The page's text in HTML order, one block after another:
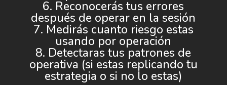
6. Reconocerás tus errores
después de operar en la sesión
7. Medirás cuanto riesgo estas
usando por operación
8. Detectaras tus patrones de
operativa (si estas replicando tu
estrategia o si no lo estas)